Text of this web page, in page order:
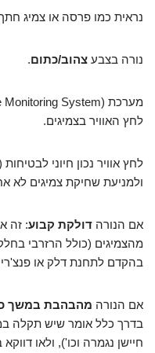
נראית כמו פרסה או צמיג
נורה בצבע צהוב/כתום.
לחץ האוויר בצמיגים.
לחץ אוויר נכון חיוני
ולמניעת שחיקת צמיגים לא
אם הנורה דולקת קבוע: זה
מהצמיגים (כולל הרזרבי
בהקדם לתחנת דלק או
אם הנורה מהבהבת במשך
בדרך כלל אומר שיש תקלה
חיישן נגמרה וכו'), ולאו